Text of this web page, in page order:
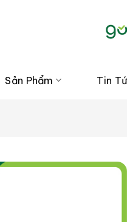
Sản Phẩm Tin